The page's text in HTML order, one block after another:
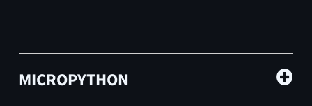
MICROPYTHON